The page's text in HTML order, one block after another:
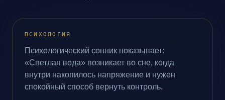
ПСИХОЛОГИЯ
Психологический сонник показывает:
«Светлая вода» возникает во сне, когда
внутри накопилось напряжение и нужен
спокойный способ вернуть контроль.